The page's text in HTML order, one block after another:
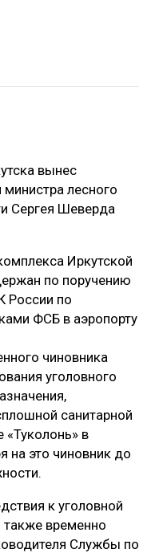
вынес
лесного
Сергея Шеверда
Иркутской
по поручению
России по
ФСБ в аэропорту
чиновника
уголовного
санитарной
«Туколонь» в
на это чиновник до
к уголовной
также временно
Службы по